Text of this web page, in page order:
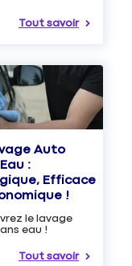
Tout savoir
Auto
:
Efficace
!
le lavage
eau !
Tout savoir